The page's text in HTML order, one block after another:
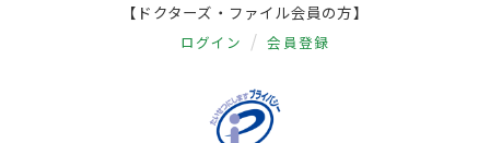
【ドクターズ・ファイル会員の方】
ログイン 会員登録